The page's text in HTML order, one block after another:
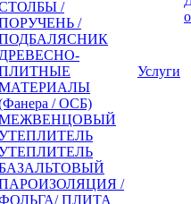
/
/
ДРЕВЕСНО-
/ ОСБ)
/
ПЛИТА
Услуги